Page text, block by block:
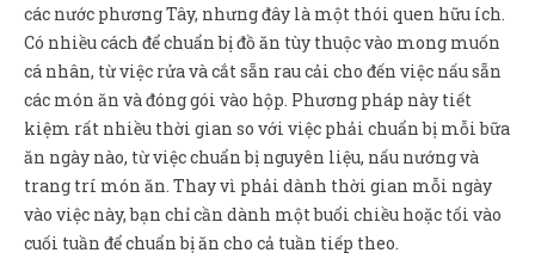
các nước phương Tây, nhưng đây là một thói quen hữu ích.
Có nhiều cách để chuẩn bị đồ ăn tùy thuộc vào mong muốn
cá nhân, từ việc rửa và cắt sẵn rau cải cho đến việc nấu sẵn
các món ăn và đóng gói vào hộp. Phương pháp này tiết
kiệm rất nhiều thời gian so với việc phải chuẩn bị mỗi bữa
ăn ngày nào, từ việc chuẩn bị nguyên liệu, nấu nướng và
trang trí món ăn. Thay vì phải dành thời gian mỗi ngày
vào việc này, bạn chỉ cần dành một buổi chiều hoặc tối vào
cuối tuần để chuẩn bị ăn cho cả tuần tiếp theo.